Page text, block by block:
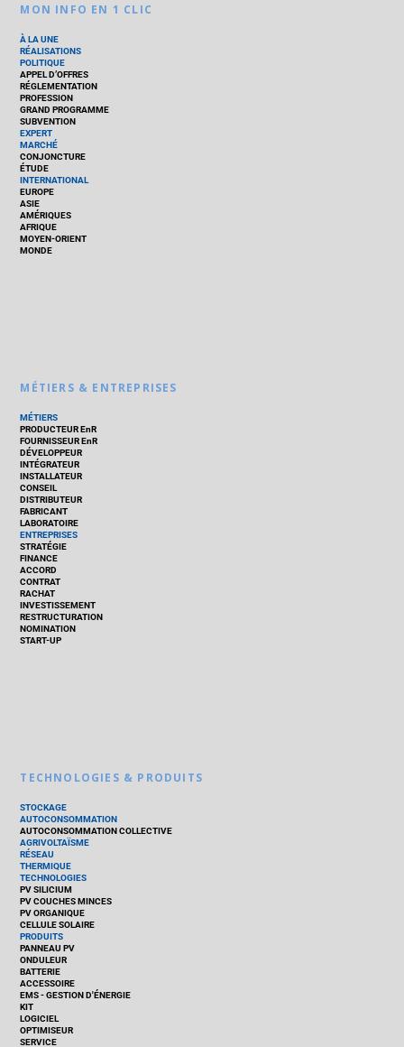
MON INFO EN 1 CLIC
À LA UNE
RÉALISATIONS
POLITIQUE
APPEL D’OFFRES
RÉGLEMENTATION
PROFESSION
GRAND PROGRAMME
SUBVENTION
EXPERT
MARCHÉ
CONJONCTURE
ÉTUDE
INTERNATIONAL
EUROPE
ASIE
AMÉRIQUES
AFRIQUE
MOYEN-ORIENT
MONDE
MÉTIERS & ENTREPRISES
MÉTIERS
PRODUCTEUR EnR
FOURNISSEUR EnR
DÉVELOPPEUR
INTÉGRATEUR
INSTALLATEUR
CONSEIL
DISTRIBUTEUR
FABRICANT
LABORATOIRE
ENTREPRISES
STRATÉGIE
FINANCE
ACCORD
CONTRAT
RACHAT
INVESTISSEMENT
RESTRUCTURATION
NOMINATION
START-UP
TECHNOLOGIES & PRODUITS
STOCKAGE
AUTOCONSOMMATION
AUTOCONSOMMATION COLLECTIVE
AGRIVOLTAÏSME
RÉSEAU
THERMIQUE
TECHNOLOGIES
PV SILICIUM
PV COUCHES MINCES
PV ORGANIQUE
CELLULE SOLAIRE
PRODUITS
PANNEAU PV
ONDULEUR
BATTERIE
ACCESSOIRE
EMS - GESTION D'ÉNERGIE
KIT
LOGICIEL
OPTIMISEUR
SERVICE